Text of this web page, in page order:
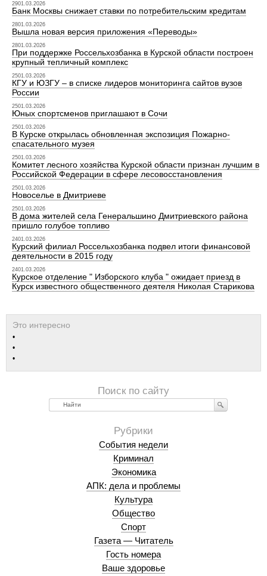
2901.03.2026
Банк Москвы снижает ставки по потребительским кредитам
2801.03.2026
Вышла новая версия приложения «Переводы»
2801.03.2026
При поддержке Россельхозбанка в Курской области построен
крупный тепличный комплекс
2501.03.2026
КГУ и ЮЗГУ – в списке лидеров мониторинга сайтов вузов
России
2501.03.2026
Юных спортсменов приглашают в Сочи
2501.03.2026
В Курске открылась обновленная экспозиция Пожарно-
спасательного музея
2501.03.2026
Комитет лесного хозяйства Курской области признан лучшим в
Российской Федерации в сфере лесовосстановления
2501.03.2026
Новоселье в Дмитриеве
2501.03.2026
В дома жителей села Генеральшино Дмитриевского района
пришло голубое топливо
2401.03.2026
Курский филиал Россельхозбанка подвел итоги финансовой
деятельности в 2015 году
2401.03.2026
Курское отделение " Изборского клуба " ожидает приезд в
Курск известного общественного деятеля Николая Старикова
Найти
События недели
Криминал
Экономика
АПК: дела и проблемы
Культура
Общество
Спорт
Газета — Читатель
Гость номера
Ваше здоровье